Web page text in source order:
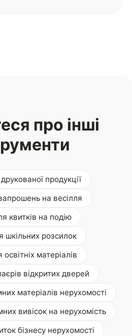
про інші
продукції
на весілля
квитків на подію
шкільних розсилок
матеріалів
відкритих дверей
матеріалів нерухомості
вивісок на нерухомість
бізнесу нерухомості